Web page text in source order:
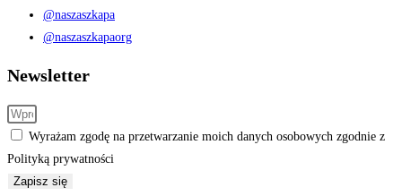
@naszaszkapa
@naszaszkapaorg
Newsletter
Wyrażam zgodę na przetwarzanie moich danych osobowych zgodnie z
Polityką prywatności
Zapisz się